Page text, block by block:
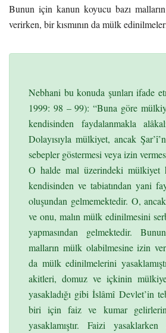
Bunun için kanun koyucu bazı
verirken, bir kısmının da mülk
Nebhani bu konuda şunları ifade
1999: 98 – 99): “Buna göre
kendisinden faydalanmakla
Dolayısıyla mülkiyet, ancak
sebepler göstermesi veya izin
O halde mal üzerindeki mülkiyet
kendisinden ve tabiatından yani
oluşundan gelmemektedir. O,
ve onu, malın mülk edinilmesini
yapmasından gelmektedir.
malların mülk olabilmesine izin
da mülk edinilmelerini
akitleri, domuz ve içkinin
yasakladığı gibi İslâmî Devlet’in
biri için faiz ve kumar
yasaklamıştır. Faizi yasaklarken